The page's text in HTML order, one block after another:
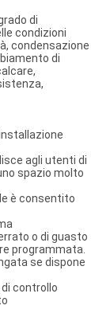
di
condizioni
condensazione
di
agli utenti di
spazio molto
è consentito
o di guasto
programmata.
se dispone
controllo